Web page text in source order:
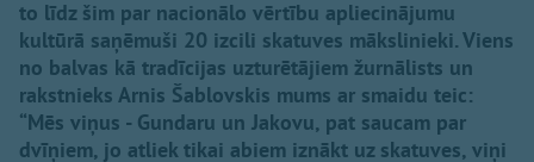
to līdz šim par nacionālo vērtību apliecinājumu
kultūrā saņēmuši 20 izcili skatuves mākslinieki. Viens
no balvas kā tradīcijas uzturētājiem žurnālists un
rakstnieks Arnis Šablovskis mums ar smaidu teic:
“Mēs viņus - Gundaru un Jakovu, pat saucam par
dvīņiem, jo atliek tikai abiem iznākt uz skatuves, viņi